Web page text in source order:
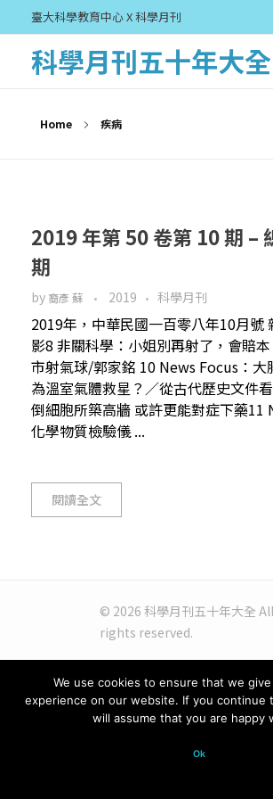
臺大科學教育中心 X 科學月刊
科學月刊五十年大全
Home 疾病
2019 年第 50 卷第 10 期 –
期
by 裔彥 蘇 2019 科學月刊
2019年，中華民國一百零八年10月號
影8 非關科學：小姐別再射了，會賠
市射氣球/郭家銘 10 News Focus：大
為溫室氣體救星？／從古代歷史文件
倒細胞所築高牆 或許更能對症下藥11
化學物質檢驗儀 ...
閱讀全文
© 2026 科學月刊五十年大全 All
rights reserved.
We use cookies to ensure that we
experience on our website. If you continue
will assume that you are happy
Ok